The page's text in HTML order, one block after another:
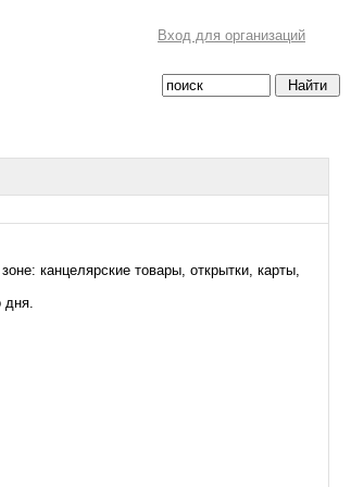
Вход для организаций
канцелярские товары, открытки, карты,
дня.